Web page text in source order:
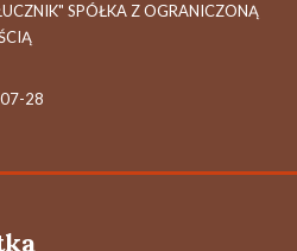
SPÓŁKA Z OGRANICZONĄ
28